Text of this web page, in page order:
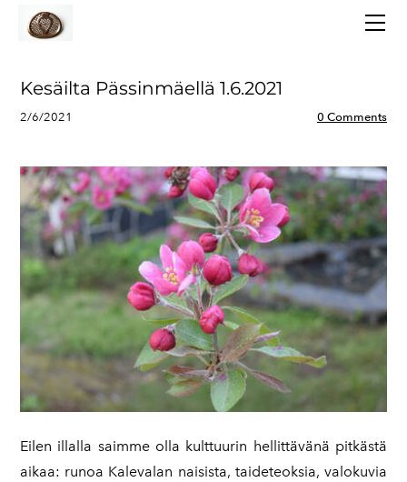
Kesäilta Pässinmäellä 1.6.2021
2/6/2021 0 Comments
Eilen illalla saimme olla kulttuurin hellittävänä pitkästä
aikaa: runoa Kalevalan naisista, taideteoksia, valokuvia